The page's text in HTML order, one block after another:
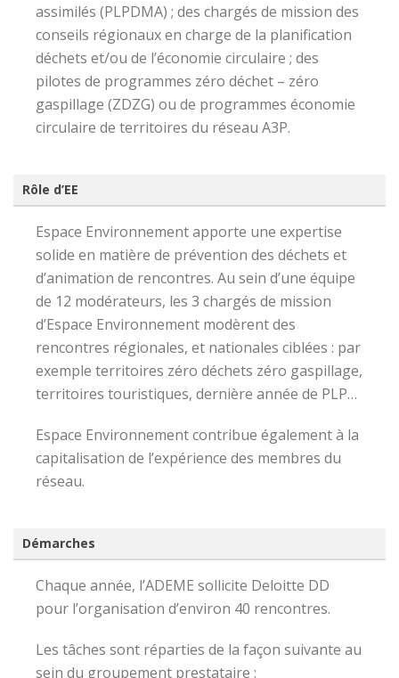
assimilés (PLPDMA) ; des chargés de mission des
conseils régionaux en charge de la planification
déchets et/ou de l’économie circulaire ; des
pilotes de programmes zéro déchet – zéro
gaspillage (ZDZG) ou de programmes économie
circulaire de territoires du réseau A3P.
Rôle d’EE
Espace Environnement apporte une expertise
solide en matière de prévention des déchets et
d’animation de rencontres. Au sein d’une équipe
de 12 modérateurs, les 3 chargés de mission
d’Espace Environnement modèrent des
rencontres régionales, et nationales ciblées : par
exemple territoires zéro déchets zéro gaspillage,
territoires touristiques, dernière année de PLP…
Espace Environnement contribue également à la
capitalisation de l’expérience des membres du
réseau.
Démarches
Chaque année, l’ADEME sollicite Deloitte DD
pour l’organisation d’environ 40 rencontres.
Les tâches sont réparties de la façon suivante au
sein du groupement prestataire :